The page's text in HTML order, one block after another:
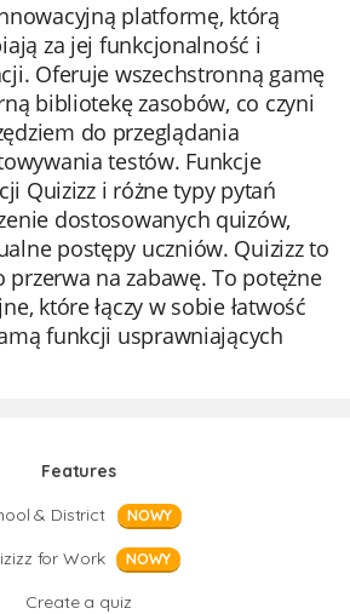
platformę, którą
za jej funkcjonalność i
Oferuje wszechstronną gamę
bibliotekę zasobów, co czyni
do przeglądania
testów. Funkcje
Quizizz i różne typy pytań
dostosowanych quizów,
postępy uczniów. Quizizz to
przerwa na zabawę. To potężne
które łączy w sobie łatwość
funkcji usprawniających
Features
& District
NOWY
for Work NOWY
Create a quiz